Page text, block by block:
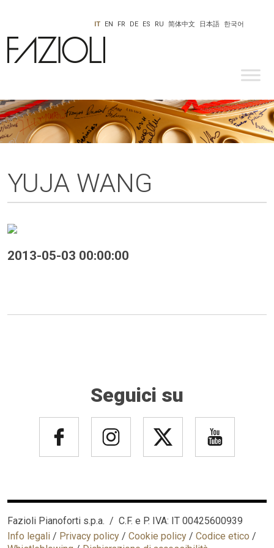
한국어
日本語
IT EN FR DE ES RU 简体中文
YUJA WANG
2013-05-03 00:00:00
Seguici su
Fazioli Pianoforti s.p.a. / C.F. e P. IVA: IT 00425600939
Info legali / Privacy policy / Cookie policy / Codice etico /